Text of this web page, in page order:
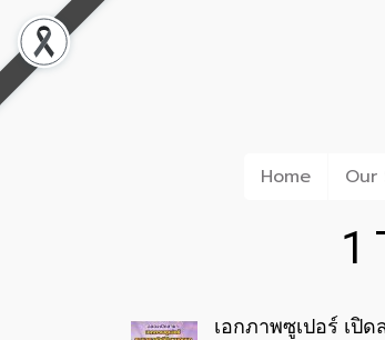
Home Our
1
เอกภาพซูเปอร์ เปิ